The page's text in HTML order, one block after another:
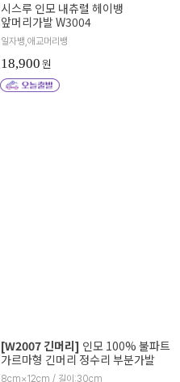
시스루 인모 내츄럴 헤이뱅
앞머리가발 W3004
일자뱅,애교머리뱅
18,900원
[W2007 긴머리] 인모 100% 불파트
가르마형 긴머리 정수리 부분가발
8cm×12cm / 길이:30cm